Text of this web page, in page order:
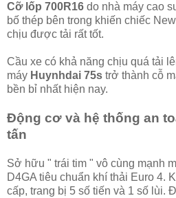
Cỡ lốp 700R16 do nhà máy cao
bố thép bên trong khiến chiếc
chịu được tải rất tốt.
Cầu xe có khả năng chịu quá tải
máy Huynhdai 75s trở thành cỗ
bền bỉ nhất hiện nay.
Động cơ và hệ thống an
tấn
Sở hữu " trái tim " vô cùng mạnh
D4GA tiêu chuẩn khí thải Euro 4.
cấp, trang bị 5 số tiến và 1 số lùi.